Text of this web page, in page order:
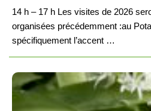
14 h – 17 h Les visites de 2026
organisées précédemment :au
spécifiquement l’accent …